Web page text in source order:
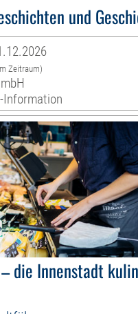
und
Zeitraum)
die Innenstadt